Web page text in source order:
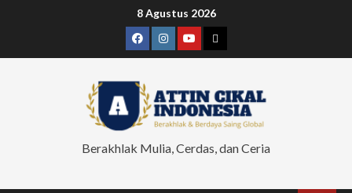
8 Agustus 2026
FacebookInstagram
YoutubeRuang
Cikal
Berakhlak Mulia, Cerdas, dan Ceria